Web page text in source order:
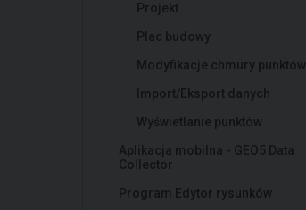
Projekt
Plac budowy
Modyfikacje chmury punktów
Import/Eksport danych
Wyświetlanie punktów
Aplikacja mobilna - GEO5 Data
Collector
Program Edytor rysunków